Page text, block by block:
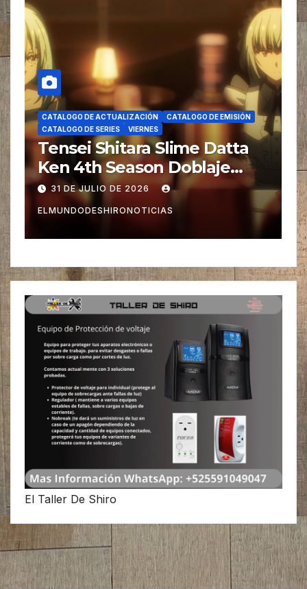
CATALOGO DE ACTUALIZACIÓN
CATALOGO DE EMISIÓN
CATALOGO DE SERIES
VIERNES
Tensei Shitara Slime Datta
Ken 4th Season Doblaje
Parte 2
31 DE JULIO DE 2026
ELMUNDODESHIRONOTICIAS
El Taller De Shiro